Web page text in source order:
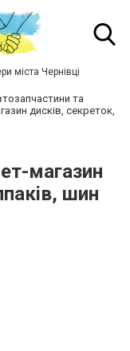
міста Чернівці
та
дискiв, секреток,
магазин
шин